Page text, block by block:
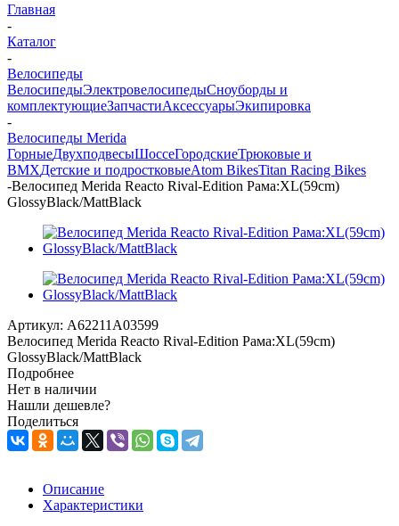
Главная
-
Каталог
-
Велосипеды
ВелосипедыЭлектровелосипедыCноуборды и
комплектующиеЗапчастиАксессуарыЭкипировка
-
Велосипеды Merida
ГорныеДвухподвесыШоссеГородскиеТрюковые и
BMXДетские и подростковыеAtom BikesTitan Racing Bikes
-Велосипед Merida Reacto Rival-Edition Рама:XL(59cm)
GlossyBlack/MattBlack
Артикул: A62211A03599
Велосипед Merida Reacto Rival-Edition Рама:XL(59cm)
GlossyBlack/MattBlack
Подробнее
Нет в наличии
Нашли дешевле?
Поделиться
Описание
Характеристики